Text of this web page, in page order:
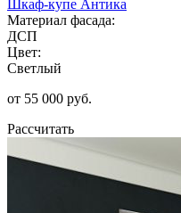
Шкаф-купе Антика
Материал фасада:
ДСП
Цвет:
Светлый
от 55 000 руб.
Рассчитать